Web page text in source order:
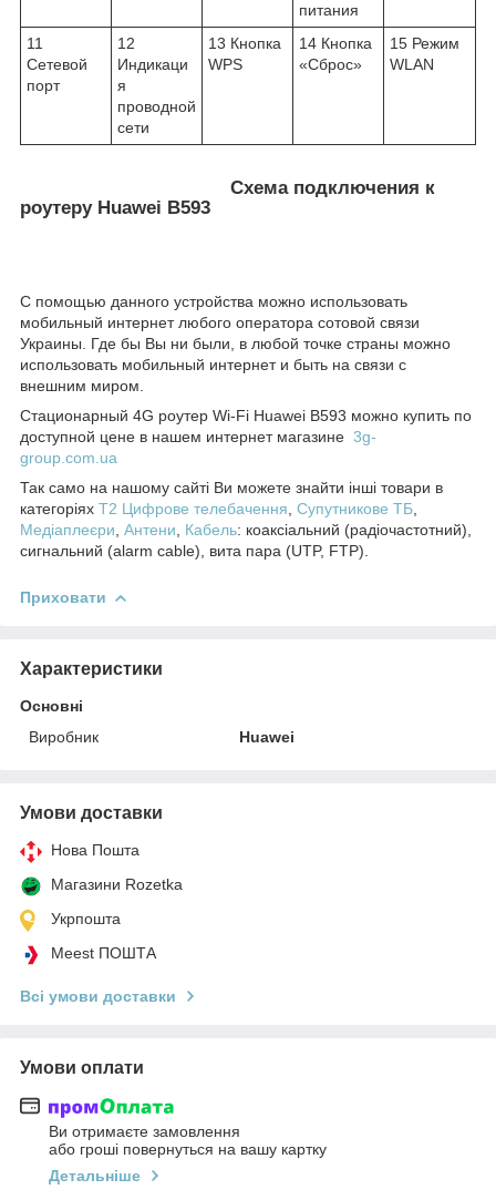
питания
11
Сетевой
порт
12
Индикаци
я
проводной
сети
13 Кнопка
WPS
14 Кнопка
«Сброс»
15 Режим
WLAN
Схема подключения к
роутеру Huawei B593
С помощью данного устройства можно использовать
мобильный интернет любого оператора сотовой связи
Украины. Где бы Вы ни были, в любой точке страны можно
использовать мобильный интернет и быть на связи с
внешним миром.
Стационарный 4G роутер Wi-Fi Huawei B593 можно купить по
доступной цене в нашем интернет магазине 3g-
group.com.ua
Так само на нашому сайті Ви можете знайти інші товари в
категоріях T2 Цифрове телебачення Супутникове ТБ
Медіаплеєри Антени Кабель: коаксіальний (радіочастотний),
сигнальний (alarm cable), вита пара (UTP, FTP).
Приховати
Характеристики
Основні
Виробник
Huawei
Умови доставки
Нова Пошта
Магазини Rozetka
Укрпошта
Meest ПОШТА
Всі умови доставки
Умови оплати
Ви отримаєте замовлення
або гроші повернуться на вашу картку
Детальніше